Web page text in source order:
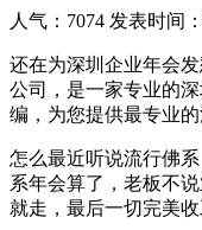
人气：7074 发表时间
还在为深圳企业年会
公司，是一家专业的
编，为您提供最专业的
怎么最近听说流行佛
系年会算了，老板不
就走，最后一切完美